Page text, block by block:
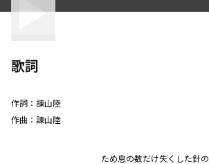
歌詞
作詞： 諌山陸
作曲： 諌山陸
ため息の数だけ失くした針の